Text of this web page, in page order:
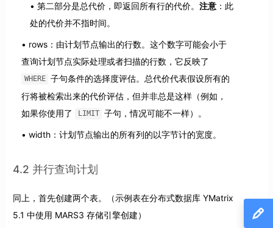
第二部分是总代价，即返回所有行的代价。 注意：此
处的代价并不指时间。
rows：由计划节点输出的行数。这个数字可能会小于
查询计划节点实际处理或者扫描的行数，它反映了
WHERE
子句条件的选择度评估。总代价代表假设所有的
行将被检索出来的代价评估，但并非总是这样（例如，
如果你使用了
LIMIT 子句，情况可能不一样）。
width：计划节点输出的所有列的以字节计的宽度。
4.2 并行查询计划
同上，首先创建两个表。（示例表在分布式数据库 YMatrix
5.1 中使用 MARS3 存储引擎创建）